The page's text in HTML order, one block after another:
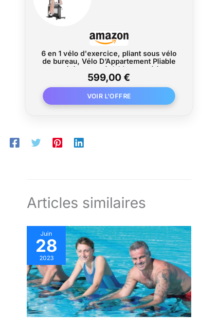
6 en 1 vélo d'exercice, pliant sous vélo
de bureau, Vélo D’Appartement Pliable
avec résistance réglable magnétique,
Capacité 264lbs vélo d'exercice
stationnaire pour la salle de sport à la
maison
599,00 €
Articles similaires
Juin
28
2023